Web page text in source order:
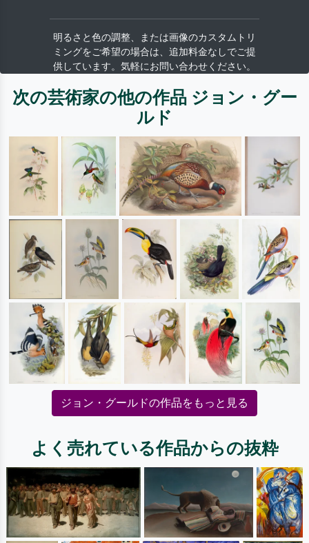
明るさと色の調整、または画像のカスタムトリ
ミングをご希望の場合は、追加料金なしでご提
供しています。気軽にお問い合わせください。
次の芸術家の他の作品 ジョン・グー
ルド
ジョン・グールドの作品をもっと見る
よく売れている作品からの抜粋